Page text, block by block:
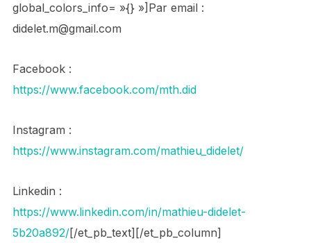
global_colors_info= »{} »]Par email :
didelet.m@gmail.com
Facebook :
https://www.facebook.com/mth.did
Instagram :
https://www.instagram.com/mathieu_didelet/
Linkedin :
https://www.linkedin.com/in/mathieu-didelet-
5b20a892/[/et_pb_text][/et_pb_column]